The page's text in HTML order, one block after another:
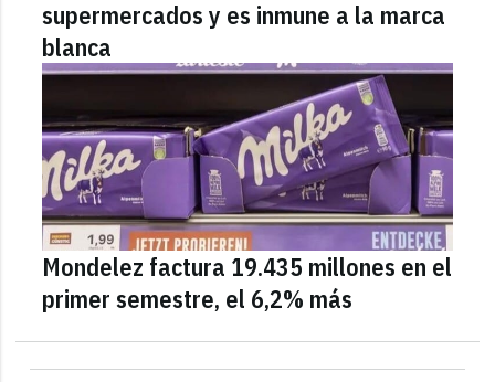
supermercados y es inmune a la marca
blanca
Mondelez factura 19.435 millones en el
primer semestre, el 6,2% más